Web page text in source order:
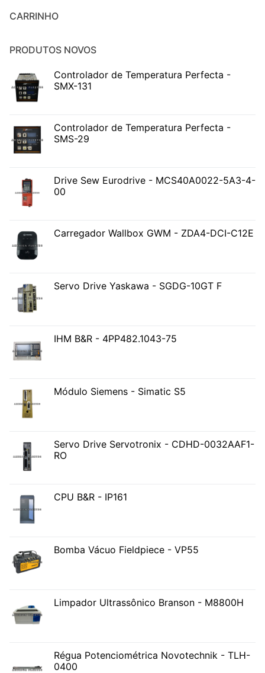
CARRINHO
PRODUTOS NOVOS
Controlador de Temperatura Perfecta -
SMX-131
Controlador de Temperatura Perfecta -
SMS-29
Drive Sew Eurodrive - MCS40A0022-5A3-4-
00
Carregador Wallbox GWM - ZDA4-DCI-C12E
Servo Drive Yaskawa - SGDG-10GT F
IHM B&R - 4PP482.1043-75
Módulo Siemens - Simatic S5
Servo Drive Servotronix - CDHD-0032AAF1-
RO
CPU B&R - IP161
Bomba Vácuo Fieldpiece - VP55
Limpador Ultrassônico Branson - M8800H
Régua Potenciométrica Novotechnik - TLH-
0400